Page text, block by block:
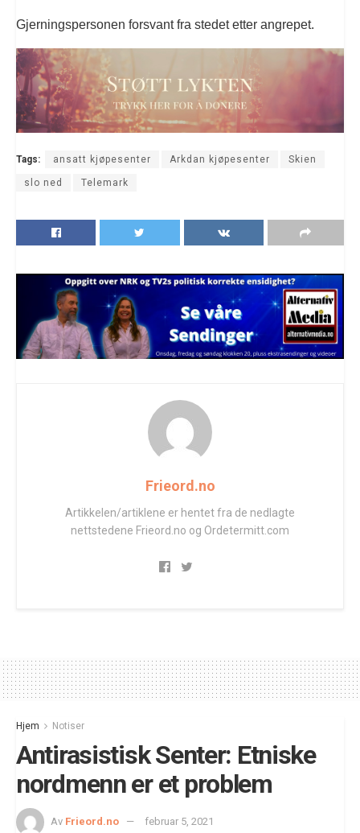
Gjerningspersonen forsvant fra stedet etter angrepet.
Tags: ansatt kjøpesenter Arkdan kjøpesenter Skien
slo ned Telemark
Frieord.no
Artikkelen/artiklene er hentet fra de nedlagte
nettstedene Frieord.no og Ordetermitt.com
Hjem Notiser
Antirasistisk Senter: Etniske
nordmenn er et problem
Av Frieord.no
februar 5, 2021